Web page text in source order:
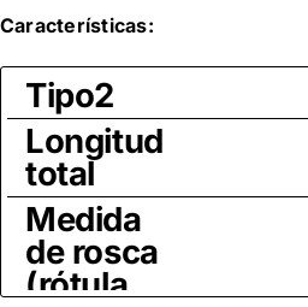
Características:
Tipo2
Longitud
total
Medida
de rosca
(rótula